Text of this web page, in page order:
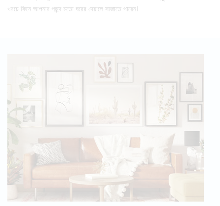
খরচে কিনে আপনার পছন্দ মতো ঘরের দেয়ালে সাজাতে পারেন।